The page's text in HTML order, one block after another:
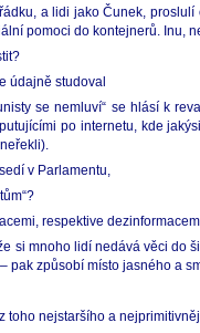
a lidi jako Čunek,
pomoci do kontejnerů.
údajně studoval
se nemluví“ se hlásí k
po internetu, kde
v Parlamentu,
respektive
si mnoho lidí nedává věci
pak způsobí místo jasného
toho nejstaršího a